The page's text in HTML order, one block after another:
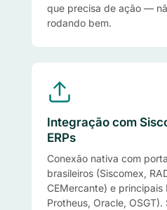
que precisa de ação —
rodando bem.
Integração com
ERPs
Conexão nativa com
brasileiros (Siscomex,
CEMercante) e principais
Protheus, Oracle,